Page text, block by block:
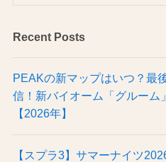
Recent Posts
PEAKの新マップはいつ？最
信！新バイオーム「グルーム
【2026年】
【スプラ3】サマーナイツ